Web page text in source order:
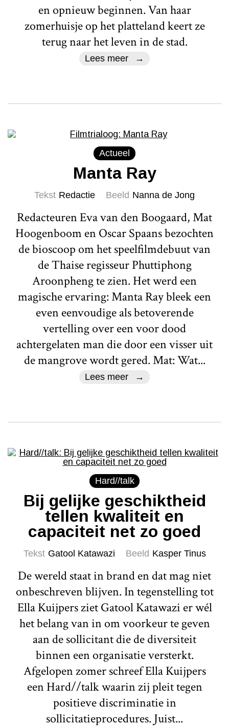
en opnieuw beginnen. Van haar
zomerhuisje op het platteland keert ze
terug naar het leven in de stad.
Lees meer
Actueel
Manta Ray
Tekst Redactie Beeld Nanna de Jong
Redacteuren Eva van den Boogaard, Mat
Hoogenboom en Oscar Spaans bezochten
de bioscoop om het speelfilmdebuut van
de Thaise regisseur Phuttiphong
Aroonpheng te zien. Het werd een
magische ervaring: Manta Ray bleek een
even eenvoudige als betoverende
vertelling over een voor dood
achtergelaten man die door een visser uit
de mangrove wordt gered. Mat: Wat...
Lees meer
Hard//talk
Bij gelijke geschiktheid
tellen kwaliteit en
capaciteit net zo goed
Tekst Gatool Katawazi Beeld Kasper Tinus
De wereld staat in brand en dat mag niet
onbeschreven blijven. In tegenstelling tot
Ella Kuijpers ziet Gatool Katawazi er wél
het belang van in om voorkeur te geven
aan de sollicitant die de diversiteit
binnen een organisatie versterkt.
Afgelopen zomer schreef Ella Kuijpers
een Hard//talk waarin zij pleit tegen
positieve discriminatie in
sollicitatieprocedures. Juist...